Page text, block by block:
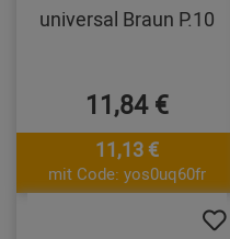
universal Braun P.10
11,84 €
11,13 €
mit Code: yos0uq60fr